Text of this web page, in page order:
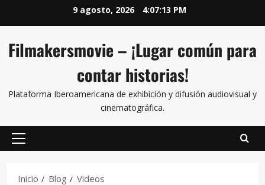
9 agosto, 2026 4:07:14 PM
Filmakersmovie – ¡Lugar común para
contar historias!
Plataforma Iberoamericana de exhibición y difusión audiovisual y
cinematográfica.
Inicio Blog Videos